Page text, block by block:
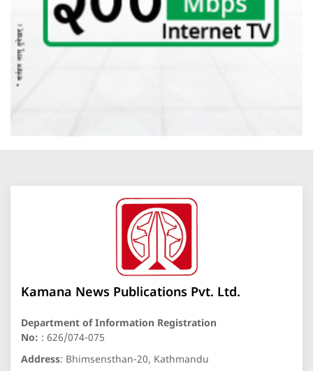
Kamana News Publications Pvt. Ltd.
Department of Information Registration
No: : 626/074-075
Address: Bhimsensthan-20, Kathmandu